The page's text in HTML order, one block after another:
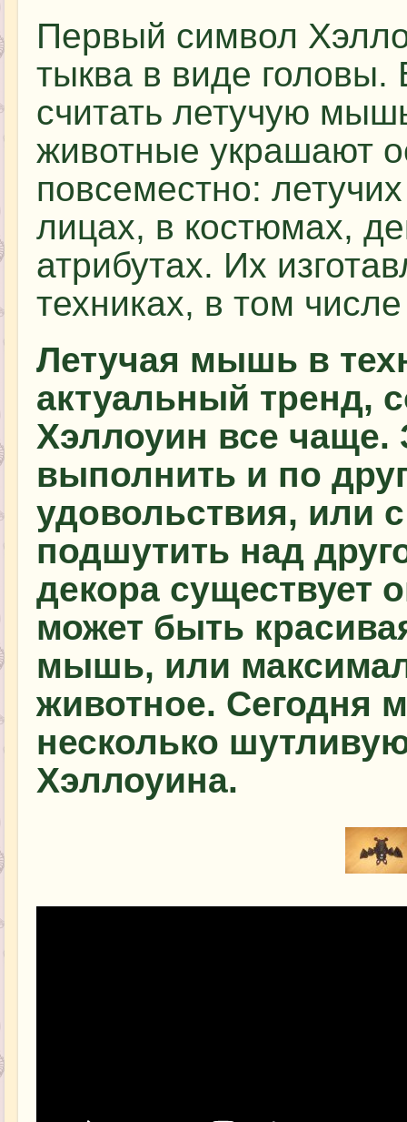
Первый символ
тыква в виде
считать летучую
животные украшают
повсеместно:
лицах, в костюмах,
атрибутах. Их
техниках, в том
Летучая мышь в
актуальный тренд,
Хэллоуин все чаще.
выполнить и по
удовольствия, или
подшутить над
декора существует
может быть
мышь, или
животное. Сегодня
несколько
Хэллоуина.